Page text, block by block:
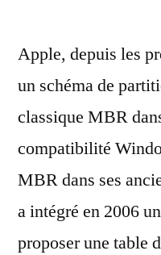
à
Lion
Apple, depuis les
un schéma de
classique MBR
compatibilité
MBR dans ses
a intégré en 2006
proposer une table